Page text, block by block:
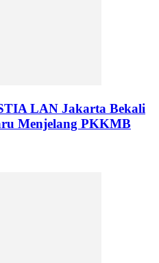
LAN Jakarta Bekali
Menjelang PKKMB